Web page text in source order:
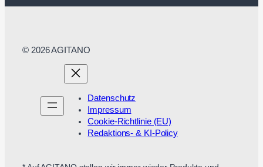
© 2026 AGITANO
Datenschutz
Impressum
Cookie-Richtlinie (EU)
Redaktions- & KI-Policy